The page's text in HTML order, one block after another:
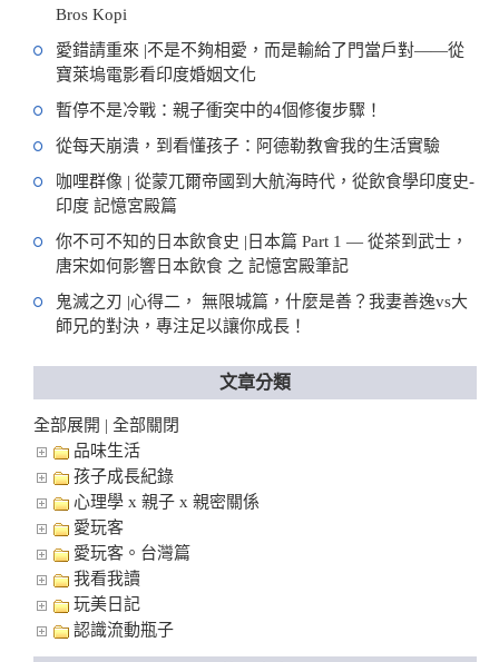
Bros Kopi
愛錯請重來 |不是不夠相愛，而是輸給了門當戶對——從
寶萊塢電影看印度婚姻文化
暫停不是冷戰：親子衝突中的4個修復步驟！
從每天崩潰，到看懂孩子：阿德勒教會我的生活實驗
咖哩群像 | 從蒙兀爾帝國到大航海時代，從飲食學印度史-
印度 記憶宮殿篇
你不可不知的日本飲食史 |日本篇 Part 1 — 從茶到武士，
唐宋如何影響日本飲食 之 記憶宮殿筆記
鬼滅之刃 |心得二， 無限城篇，什麼是善？我妻善逸vs大
師兄的對決，專注足以讓你成長！
文章分類
全部展開
全部關閉
品味生活
孩子成長紀錄
心理學 x 親子 x 親密關係
愛玩客
愛玩客。台灣篇
我看我讀
玩美日記
認識流動瓶子